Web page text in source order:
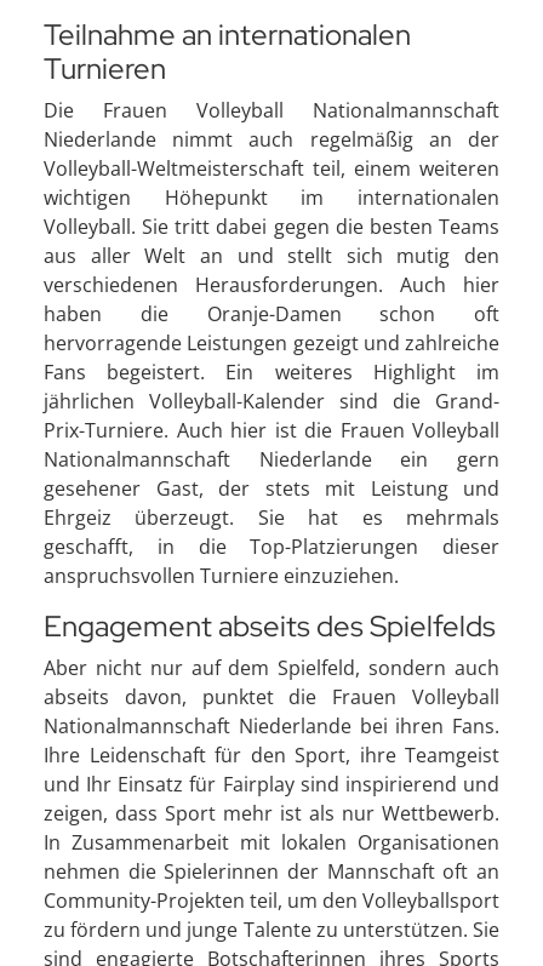
Teilnahme an internationalen
Turnieren
Die Frauen Volleyball Nationalmannschaft
Niederlande nimmt auch regelmäßig an der
Volleyball-Weltmeisterschaft teil, einem weiteren
wichtigen Höhepunkt im internationalen
Volleyball. Sie tritt dabei gegen die besten Teams
aus aller Welt an und stellt sich mutig den
verschiedenen Herausforderungen. Auch hier
haben die Oranje-Damen schon oft
hervorragende Leistungen gezeigt und zahlreiche
Fans begeistert. Ein weiteres Highlight im
jährlichen Volleyball-Kalender sind die Grand-
Prix-Turniere. Auch hier ist die Frauen Volleyball
Nationalmannschaft Niederlande ein gern
gesehener Gast, der stets mit Leistung und
Ehrgeiz überzeugt. Sie hat es mehrmals
geschafft, in die Top-Platzierungen dieser
anspruchsvollen Turniere einzuziehen.
Engagement abseits des Spielfelds
Aber nicht nur auf dem Spielfeld, sondern auch
abseits davon, punktet die Frauen Volleyball
Nationalmannschaft Niederlande bei ihren Fans.
Ihre Leidenschaft für den Sport, ihre Teamgeist
und Ihr Einsatz für Fairplay sind inspirierend und
zeigen, dass Sport mehr ist als nur Wettbewerb.
In Zusammenarbeit mit lokalen Organisationen
nehmen die Spielerinnen der Mannschaft oft an
Community-Projekten teil, um den Volleyballsport
zu fördern und junge Talente zu unterstützen. Sie
sind engagierte Botschafterinnen ihres Sports